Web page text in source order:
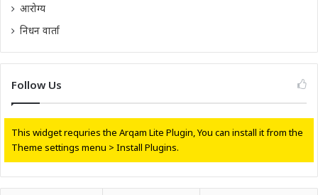
आरोग्य
निधन वार्ता
Follow Us
This widget requries the Arqam Lite Plugin, You can install it from the
Theme settings menu > Install Plugins.